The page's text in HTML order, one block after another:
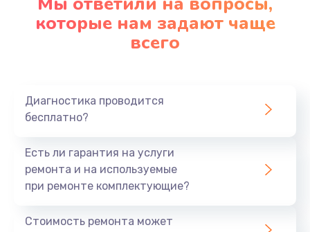
Заказать
Заказать
1400 руб.
Заказать
Ремонт платы усилителя
которые нам задают чаще
всего
Диагностика проводится
бесплатно?
Есть ли гарантия на услуги
ремонта и на используемые
при ремонте комплектующие?
Стоимость ремонта может